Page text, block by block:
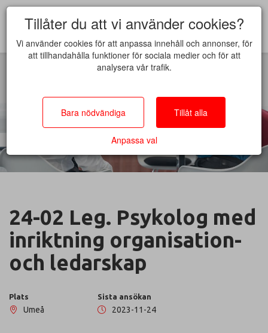
24-02 Leg. Psykolog med
inriktning organisation-
och ledarskap
Plats
Umeå
Sista ansökan
2023-11-24
Tillåter du att vi använder cookies?
Vi använder cookies för att anpassa innehåll och annonser, för
att tillhandahålla funktioner för sociala medier och för att
analysera vår trafik.
Bara nödvändiga Tillåt alla
Anpassa val